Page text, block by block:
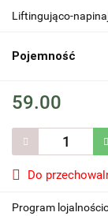
Liftingująco-
Pojemność
59.00
Do
Program